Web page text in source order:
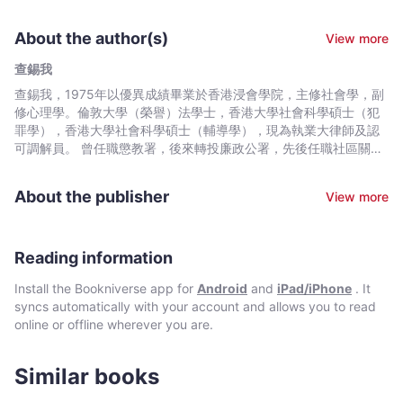
遠不會知道哪個選擇最好。可是，你可以選擇相信自己的抉擇，並
且堅持到底。 這世界不完美，人也無完美，我們不用追求完美無瑕
的人生，只要珍惜已擁有的就很足夠。 快樂人生，就從不抱怨生命
開始
About the author(s)
View more
查錫我
查錫我，1975年以優異成績畢業於香港浸會學院，主修社會學，副
修心理學。倫敦大學（榮譽）法學士，香港大學社會科學碩士（犯
罪學），香港大學社會科學碩士（輔導學），現為執業大律師及認
可調解員。 曾任職懲教署，後來轉投廉政公署，先後任職社區關係
肝癌，治癒後積極幫助癌症病人，1998年當選香港十大再生勇士。
在廉政公署之職位，結束在廉政公署服務了二十八年的生涯。 脫離
的意義。 個人網址：http://stephenchar.blogspot.com/
About the publisher View more
Reading information
Install the Bookniverse app for Android and iPad/iPhone . It
syncs automatically with your account and allows you to read
online or offline wherever you are.
Similar books